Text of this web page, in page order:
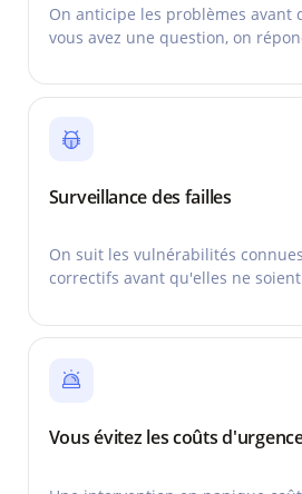
On anticipe les problèmes
vous avez une question, on
Surveillance des failles
On suit les vulnérabilités
correctifs avant qu'elles ne
Vous évitez les coûts